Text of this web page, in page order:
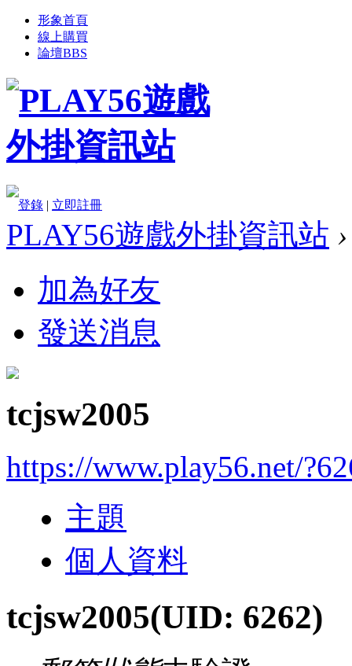
形象首頁
線上購買
論壇BBS
登錄 | 立即註冊
PLAY56遊戲外掛資訊站 ›
加為好友
發送消息
tcjsw2005
https://www.play56.net/
主題
個人資料
tcjsw2005(UID: 6262)